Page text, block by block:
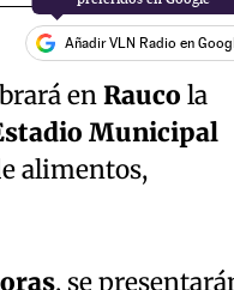
Añadir VLN Radio en
enRauco la
Municipal
alimentos,
, se